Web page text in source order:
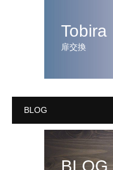
Tobira
扉交換
BLOG
BLOG